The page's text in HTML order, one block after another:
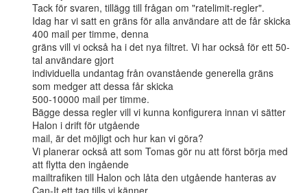
Tack för svaren, tillägg till frågan om "ratelimit-regler".
Idag har vi satt en gräns för alla användare att de får skicka
400 mail per timme, denna
gräns vill vi också ha i det nya filtret. Vi har också för ett 50-
tal användare gjort
individuella undantag från ovanstående generella gräns
som medger att dessa får skicka
500-10000 mail per timme.
Bägge dessa regler vill vi kunna konfigurera innan vi sätter
Halon i drift för utgående
mail, är det möjligt och hur kan vi göra?
Vi planerar också att som Tomas gör nu att först börja med
att flytta den ingående
mailtrafiken till Halon och låta den utgående hanteras av
Can-It ett tag tills vi känner